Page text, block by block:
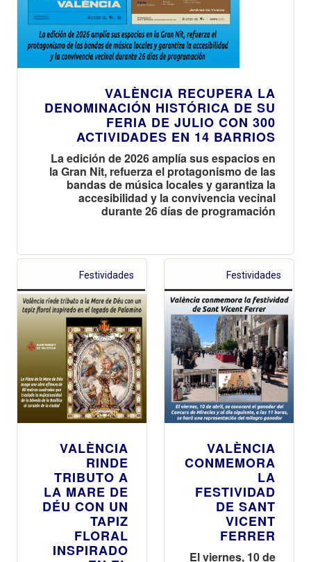
VALÈNCIA RECUPERA LA
DENOMINACIÓN HISTÓRICA DE SU
FERIA DE JULIO CON 300
ACTIVIDADES EN 14 BARRIOS
La edición de 2026 amplía sus espacios en
la Gran Nit, refuerza el protagonismo de las
bandas de música locales y garantiza la
accesibilidad y la convivencia vecinal
durante 26 días de programación
Festividades
VALÈNCIA
RINDE
TRIBUTO A
LA MARE DE
DÉU CON UN
TAPIZ
FLORAL
INSPIRADO
Festividades
VALÈNCIA
CONMEMORA
LA
FESTIVIDAD
DE SANT
VICENT
FERRER
El viernes, 10 de